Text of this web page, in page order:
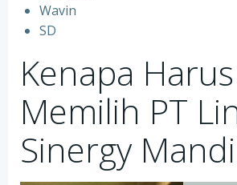
⁠Wavin
⁠SD
Kenapa Harus
Memilih PT
Sinergy